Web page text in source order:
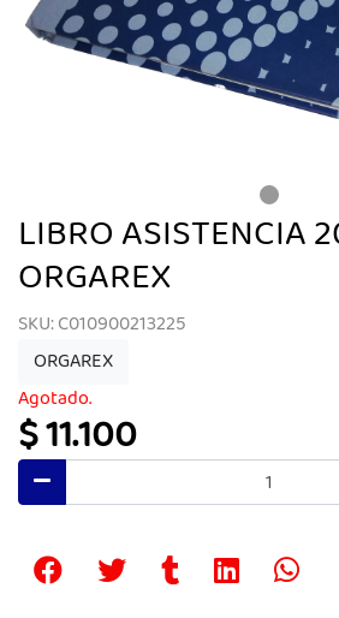
LIBRO ASISTENCIA
ORGAREX
SKU: C010900213225
ORGAREX
Agotado.
$ 11.100